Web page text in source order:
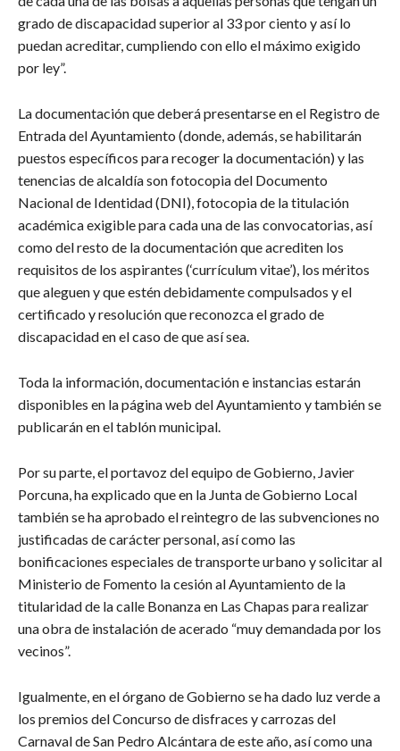
grado de discapacidad superior al 33 por ciento y así lo
puedan acreditar, cumpliendo con ello el máximo exigido
por ley”.
La documentación que deberá presentarse en el Registro de
Entrada del Ayuntamiento (donde, además, se habilitarán
puestos específicos para recoger la documentación) y las
tenencias de alcaldía son fotocopia del Documento
Nacional de Identidad (DNI), fotocopia de la titulación
académica exigible para cada una de las convocatorias, así
como del resto de la documentación que acrediten los
requisitos de los aspirantes (‘currículum vitae’), los méritos
que aleguen y que estén debidamente compulsados y el
certificado y resolución que reconozca el grado de
discapacidad en el caso de que así sea.
Toda la información, documentación e instancias estarán
disponibles en la página web del Ayuntamiento y también se
publicarán en el tablón municipal.
Por su parte, el portavoz del equipo de Gobierno, Javier
Porcuna, ha explicado que en la Junta de Gobierno Local
también se ha aprobado el reintegro de las subvenciones no
justificadas de carácter personal, así como las
bonificaciones especiales de transporte urbano y solicitar al
Ministerio de Fomento la cesión al Ayuntamiento de la
titularidad de la calle Bonanza en Las Chapas para realizar
una obra de instalación de acerado “muy demandada por los
vecinos”.
Igualmente, en el órgano de Gobierno se ha dado luz verde a
los premios del Concurso de disfraces y carrozas del
Carnaval de San Pedro Alcántara de este año, así como una